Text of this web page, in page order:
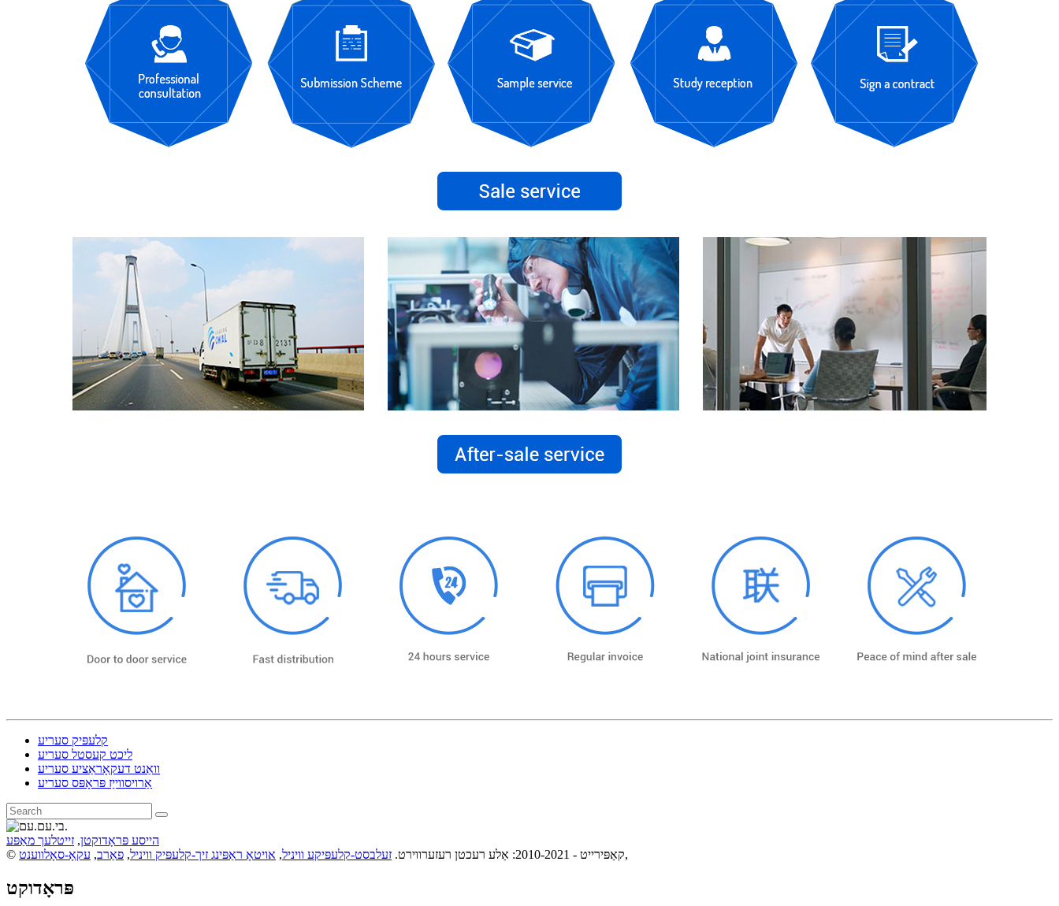
קלעפּיק סעריע
ליכט קעסטל סעריע
וואַנט דעקאָראַציע סעריע
אַרויסווייַז פּראָפּס סעריע
הייסע פּראָדוקטן, זייטלעך מאַפּע
© קאַפּירייט - 2010-2021: אַלע רעכטן רעזערווירט.
זעלבסט-קלעפּיקע וויניל, אויטאָ ראַפּינג זיך-קלעפּיק וויניל, פאַרב, עקאָ-סאָלווענט ,
פּראָדוקט